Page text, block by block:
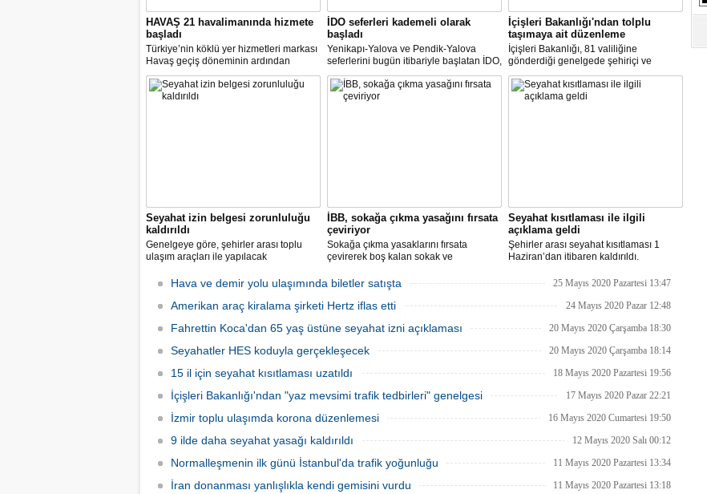
HAVAŞ 21 havalimanında hizmete
başladı
Türkiye’nin köklü yer hizmetleri markası
Havaş geçiş döneminin ardından
koronavirüse karşı tüm önlemleri alarak
tarifeli yolcu seferlerine hizmet vermeye
başladı.
İDO seferleri kademeli olarak
başladı
Yenikapı-Yalova ve Pendik-Yalova
seferlerini bugün itibariyle başlatan İDO,
2 haziran itibariyle de bünyesinde
seferlerini kademeli olarak başlatacak.
İçişleri Bakanlığı'ndan tolplu
taşımaya ait düzenleme
İçişleri Bakanlığı, 81 valiliğine
gönderdiği genelgede şehiriçi ve
şehirlerarası yolcu taşımacılığında
yüzde 50 kapasite kullanma
zorunluluğunu kaldırdı.
Seyahat izin belgesi zorunluluğu
kaldırıldı
Genelgeye göre, şehirler arası toplu
ulaşım araçları ile yapılacak
zorunluluğu yürürlükten kaldırıldı.
İBB, sokağa çıkma yasağını fırsata
çeviriyor
Sokağa çıkma yasaklarını fırsata
çevirerek boş kalan sokak ve
yakalayan İBB, bu hafta sonu, şimdiye
kadarki en yüksek sayıdaki personeliyle
iş başında olacak.
Seyahat kısıtlaması ile ilgili
açıklama geldi
Şehirler arası seyahat kısıtlaması 1
Haziran’dan itibaren kaldırıldı.
bazı şehirler için seyahat kısıtlaması
Hava ve demir yolu ulaşımında biletler satışta 25 Mayıs 2020 Pazartesi 13:47
Amerikan araç kiralama şirketi Hertz iflas etti 24 Mayıs 2020 Pazar 12:48
Fahrettin Koca'dan 65 yaş üstüne seyahat izni açıklaması 20 Mayıs 2020 Çarşamba 18:30
Seyahatler HES koduyla gerçekleşecek 20 Mayıs 2020 Çarşamba 18:14
15 il için seyahat kısıtlaması uzatıldı 18 Mayıs 2020 Pazartesi 19:56
İçişleri Bakanlığı'ndan "yaz mevsimi trafik tedbirleri" genelgesi 17 Mayıs 2020 Pazar 22:21
İzmir toplu ulaşımda korona düzenlemesi 16 Mayıs 2020 Cumartesi 19:50
9 ilde daha seyahat yasağı kaldırıldı 12 Mayıs 2020 Salı 00:12
Normalleşmenin ilk günü İstanbul'da trafik yoğunluğu 11 Mayıs 2020 Pazartesi 13:34
İran donanması yanlışlıkla kendi gemisini vurdu 11 Mayıs 2020 Pazartesi 13:18